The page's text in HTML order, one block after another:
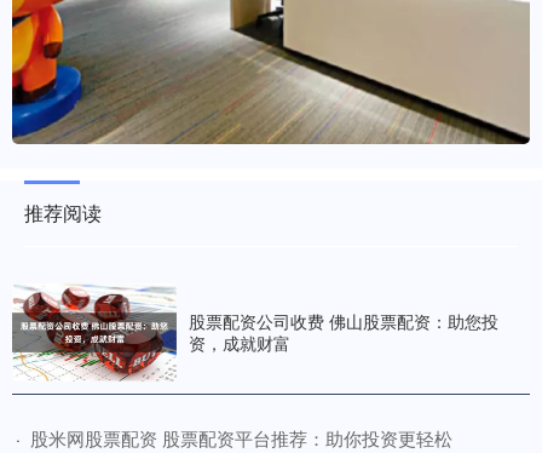
推荐阅读
股票配资公司收费 佛山股票配资：助您投
资，成就财富
· ​股米网股票配资 股票配资平台推荐：助你投资更轻松